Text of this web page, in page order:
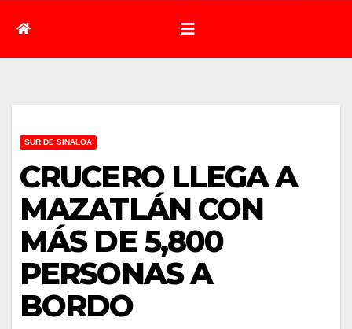
SUR DE SINALOA
CRUCERO LLEGA A
MAZATLÁN CON
MÁS DE 5,800
PERSONAS A
BORDO